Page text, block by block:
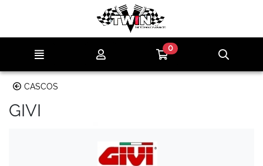
Ir al contenido principal de la página
Ir a mi compra
0
CASCOS
GIVI